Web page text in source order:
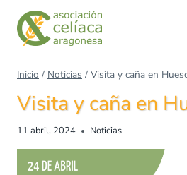
Inicio / Noticias / Visita y caña en
Visita y caña en
11 abril, 2024 Noticias